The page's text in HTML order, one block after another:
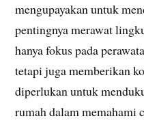
mengupayakan untuk
pentingnya merawat
hanya fokus pada
tetapi juga memberikan
diperlukan untuk
rumah dalam memahami